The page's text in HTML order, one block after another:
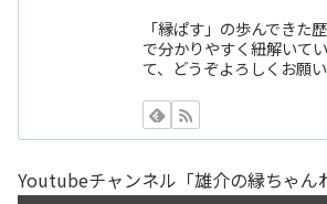
「縁ぱす」の歩んできた
で分かりやすく紐解いて
て、どうぞよろしくお願い
Youtubeチャンネル「雄介の縁ちゃん